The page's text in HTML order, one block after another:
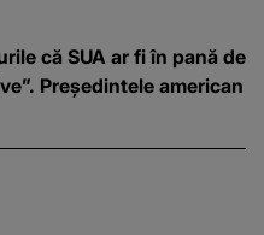
că SUA ar fi în pană de
Președintele american